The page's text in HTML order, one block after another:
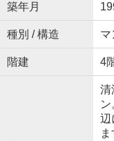
築年月
種別 / 構造 マ
階建 4
清
辺